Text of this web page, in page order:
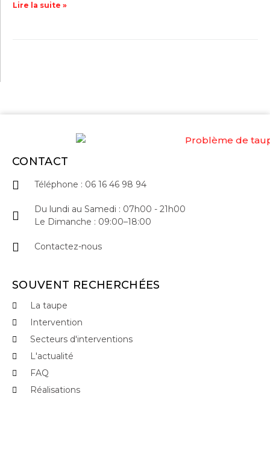
Lire la suite »
CONTACT
Téléphone : 06 16 46 98 94
Du lundi au Samedi : 07h00 - 21h00
Le Dimanche : 09:00–18:00
Contactez-nous
SOUVENT RECHERCHÉES
La taupe
Intervention
Secteurs d'interventions
L'actualité
FAQ
Réalisations